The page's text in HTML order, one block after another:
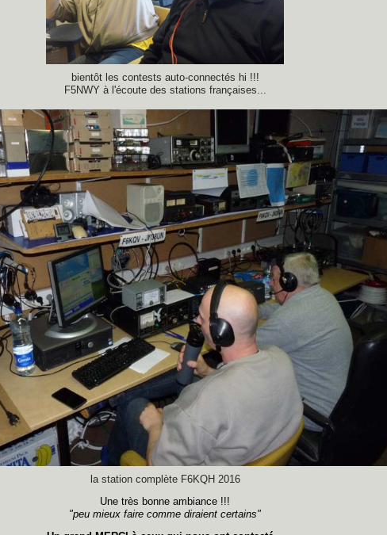
bientôt les contests auto-connectés hi !!!
F5NWY à l'écoute des stations françaises...
la station complète F6KQH 2016
Une très bonne ambiance !!!
"peu mieux faire comme diraient certains"